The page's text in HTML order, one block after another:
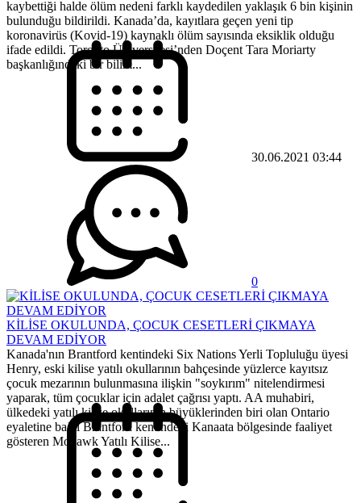
kaybettiği halde ölüm nedeni farklı kaydedilen yaklaşık 6 bin kişinin
bulunduğu bildirildi. Kanada’da, kayıtlara geçen yeni tip
koronavirüs (Kovid-19) kaynaklı ölüm sayısında eksiklik olduğu
ifade edildi. Toronto Üniversitesi’nden Doçent Tara Moriarty
başkanlığındaki bir bilim...
30.06.2021 03:44
0
KİLİSE OKULUNDA, ÇOCUK CESETLERİ ÇIKMAYA
DEVAM EDİYOR
Kanada'nın Brantford kentindeki Six Nations Yerli Topluluğu üyesi
Henry, eski kilise yatılı okullarının bahçesinde yüzlerce kayıtsız
çocuk mezarının bulunmasına ilişkin "soykırım" nitelendirmesi
yaparak, tüm çocuklar için adalet çağrısı yaptı. AA muhabiri,
ülkedeki yatılı kilise okullarının büyüklerinden biri olan Ontario
eyaletine bağlı Brantford kentindeki Kanaata bölgesinde faaliyet
gösteren Mohawk Yatılı Kilise...